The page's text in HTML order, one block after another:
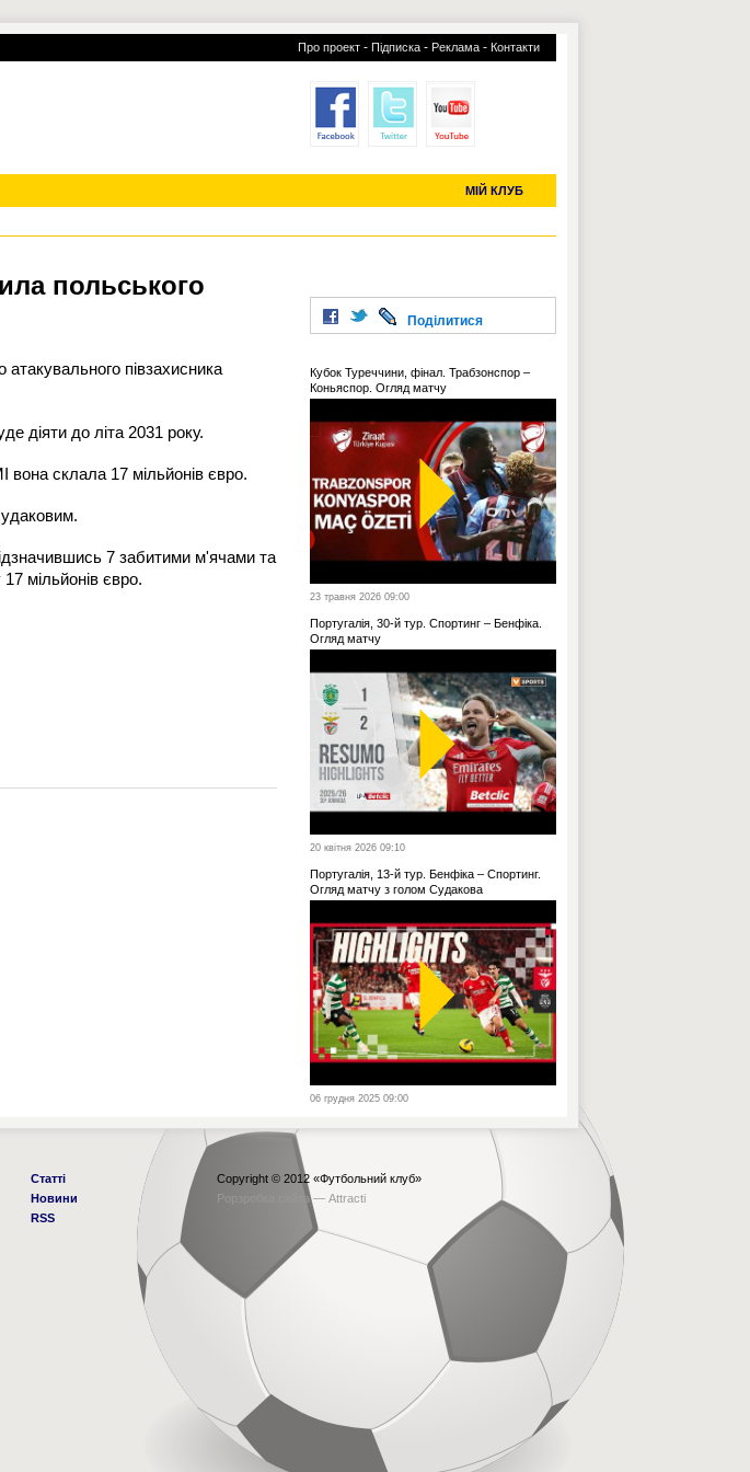
Про проект - Підписка - Реклама - Контакти
МІЙ КЛУБ
УСІ ТРАНСФЕРИ
польського
півзахисника
діяти до літа 2031 року.
склала 17 мільйонів євро.
7 забитими м'ячами та
мільйонів євро.
Поділитися
Кубок Туреччини, фінал. Трабзонспор –
Коньяспор. Огляд матчу
23 травня 2026 09:00
Португалія, 30-й тур. Спортинг – Бенфіка.
Огляд матчу
20 квітня 2026 09:10
Португалія, 13-й тур. Бенфіка – Спортинг.
Огляд матчу з голом Судакова
06 грудня 2025 09:00
Статті
Новини
RSS
Copyright © 2012 «Футбольний клуб»
Рорзробка сайта — Attracti